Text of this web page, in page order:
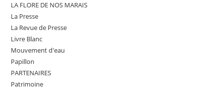
LA FLORE DE NOS MARAIS
La Presse
La Revue de Presse
Livre Blanc
Mouvement d'eau
Papillon
PARTENAIRES
Patrimoine